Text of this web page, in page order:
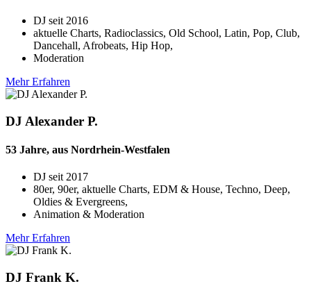
DJ seit 2016
aktuelle Charts, Radioclassics, Old School, Latin, Pop, Club,
Dancehall, Afrobeats, Hip Hop,
Moderation
Mehr Erfahren
DJ Alexander P.
53 Jahre, aus Nordrhein-Westfalen
DJ seit 2017
80er, 90er, aktuelle Charts, EDM & House, Techno, Deep,
Oldies & Evergreens,
Animation & Moderation
Mehr Erfahren
DJ Frank K.